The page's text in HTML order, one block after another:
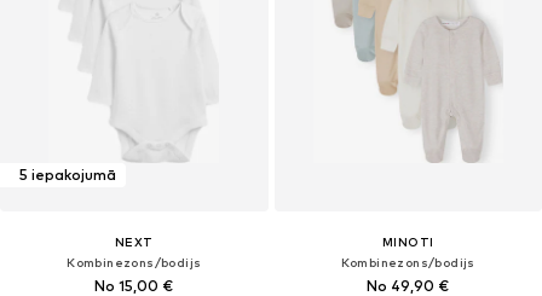
5 iepakojumā
NEXT
Kombinezons/bodijs
No 15,00 €
MINOTI
Kombinezons/bodijs
No 49,90 €